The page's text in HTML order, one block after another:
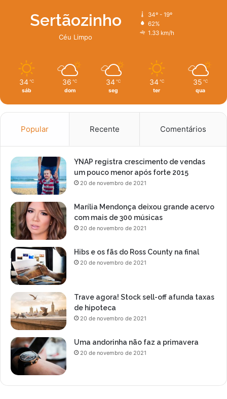
Sertãozinho
Céu Limpo
34º - 19º
62%
1.33 km/h
34 ℃
sáb
36 ℃
dom
34 ℃
seg
34 ℃
ter
35 ℃
qua
Popular Recente Comentários
YNAP registra crescimento de vendas
um pouco menor após forte 2015
20 de novembro de 2021
Marília Mendonça deixou grande acervo
com mais de 300 músicas
20 de novembro de 2021
Hibs e os fãs do Ross County na final
20 de novembro de 2021
Trave agora! Stock sell-off afunda taxas
de hipoteca
20 de novembro de 2021
Uma andorinha não faz a primavera
20 de novembro de 2021